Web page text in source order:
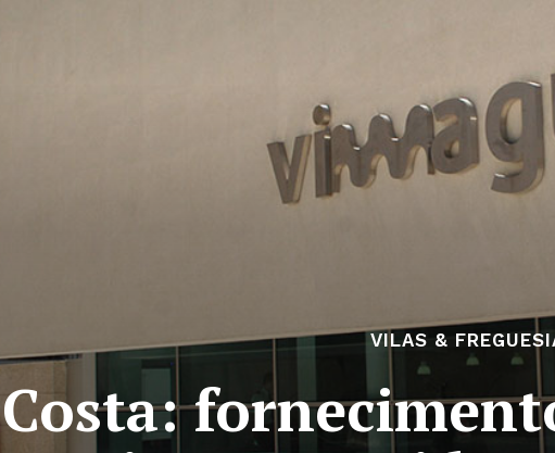
VILAS &
Costa: